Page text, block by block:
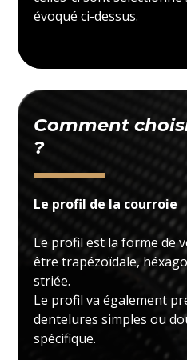
évoqué ci-dessus.
Comment
?
Le profil de la courroie
Le profil est la forme de
être trapézoïdale,
striée.
Le profil va également
dentelures simples ou
spécifique.